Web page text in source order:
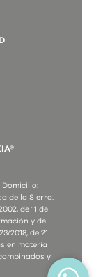
Domicilio:
de la Sierra.
de 11 de
y de
2018, de 21
en materia
y